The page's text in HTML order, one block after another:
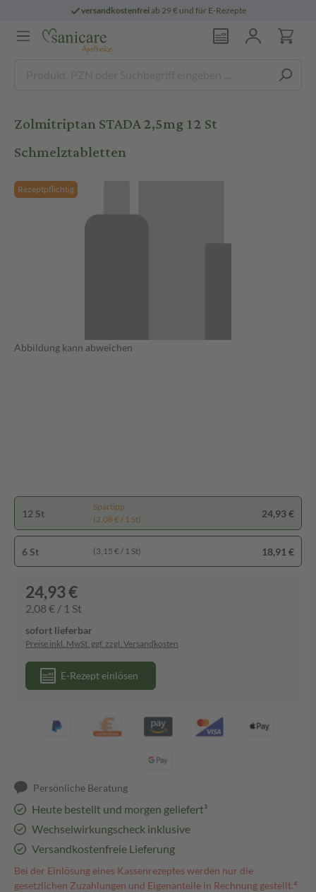
versandkostenfreiab 29 € und für E-Rezepte
Zolmitriptan STADA 2,5mg 12 St
Schmelztabletten
Rezeptpflichtig
Abbildung kann abweichen
12 St
Spartipp
(2,08 € / 1 St)
24,93 €
6 St (3,15 € / 1 St) 18,91 €
24,93 €
2,08 € / 1 St
sofort lieferbar
Preise inkl. MwSt. ggf. zzgl. Versandkosten
E-Rezept einlösen
Persönliche Beratung
Heute bestellt und morgen geliefert³
Wechselwirkungscheck inklusive
Versandkostenfreie Lieferung
Bei der Einlösung eines Kassenrezeptes werden nur die
gesetzlichen Zuzahlungen und Eigenanteile in Rechnung gestellt.⁴